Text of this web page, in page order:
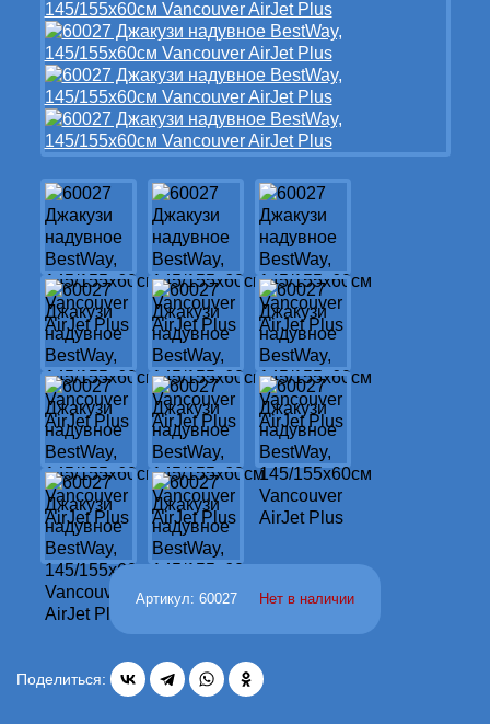
Артикул: 60027 Нет в наличии
Поделиться: